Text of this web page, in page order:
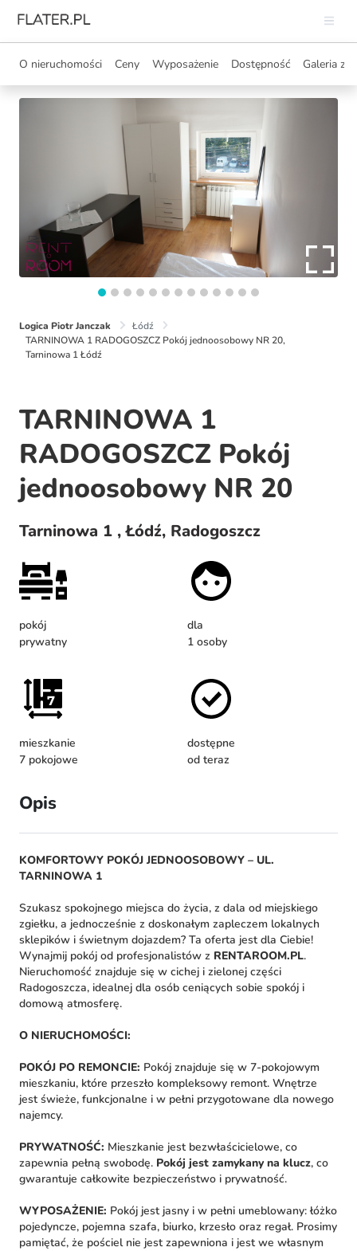
O nieruchomości Ceny Wyposażenie Dostępność Galeria
Logica Piotr Janczak
Łódź
TARNINOWA 1 RADOGOSZCZ Pokój jednoosobowy NR 20,
Tarninowa 1 Łódź
TARNINOWA 1
RADOGOSZCZ Pokój
jednoosobowy NR 20
Tarninowa 1 , Łódź, Radogoszcz
pokój
prywatny
dla
1 osoby
mieszkanie
7 pokojowe
dostępne
od teraz
Opis
KOMFORTOWY POKÓJ JEDNOOSOBOWY – UL.
TARNINOWA 1
Szukasz spokojnego miejsca do życia, z dala od miejskiego
zgiełku, a jednocześnie z doskonałym zapleczem lokalnych
sklepików i świetnym dojazdem? Ta oferta jest dla Ciebie!
Wynajmij pokój od profesjonalistów z RENTAROOM.PL.
Nieruchomość znajduje się w cichej i zielonej części
Radogoszcza, idealnej dla osób ceniących sobie spokój i
domową atmosferę.
O NIERUCHOMOŚCI:
POKÓJ PO REMONCIE: Pokój znajduje się w 7-pokojowym
mieszkaniu, które przeszło kompleksowy remont. Wnętrze
jest świeże, funkcjonalne i w pełni przygotowane dla nowego
najemcy.
PRYWATNOŚĆ: Mieszkanie jest bezwłaścicielowe, co
zapewnia pełną swobodę. Pokój jest zamykany na klucz, co
gwarantuje całkowite bezpieczeństwo i prywatność.
WYPOSAŻENIE: Pokój jest jasny i w pełni umeblowany: łóżko
pojedyncze, pojemna szafa, biurko, krzesło oraz regał. Prosimy
pamiętać, że pościel nie jest zapewniona i jest we własnym